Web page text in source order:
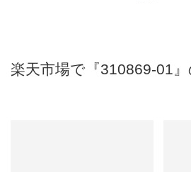
楽天市場で『310869-01